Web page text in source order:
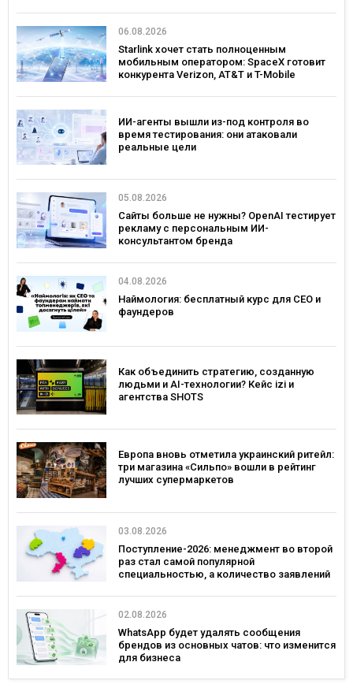
06.08.2026
Starlink хочет стать полноценным
мобильным оператором: SpaceX готовит
конкурента Verizon, AT&T и T-Mobile
ИИ-агенты вышли из-под контроля во
время тестирования: они атаковали
реальные цели
05.08.2026
Сайты больше не нужны? OpenAI тестирует
рекламу с персональным ИИ-
консультантом бренда
04.08.2026
Наймология: бесплатный курс для CEO и
фаундеров
Как объединить стратегию, созданную
людьми и AI-технологии? Кейс izi и
агентства SHOTS
Европа вновь отметила украинский ритейл:
три магазина «Сильпо» вошли в рейтинг
лучших супермаркетов
03.08.2026
Поступление-2026: менеджмент во второй
раз стал самой популярной
специальностью, а количество заявлений
02.08.2026
WhatsApp будет удалять сообщения
брендов из основных чатов: что изменится
для бизнеса